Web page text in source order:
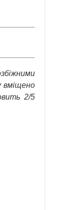
вміщено
2/5